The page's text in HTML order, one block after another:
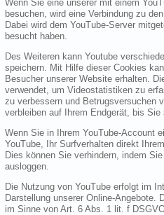
Wenn Sie eine unserer mit einem
besuchen, wird eine Verbindung zu
Dabei wird dem YouTube-Server
besucht haben.
Des Weiteren kann Youtube
speichern. Mit Hilfe dieser Cookies
Besucher unserer Website erhalten.
verwendet, um Videostatistiken zu
zu verbessern und Betrugsversuchen
verbleiben auf Ihrem Endgerät, bis Sie
Wenn Sie in Ihrem YouTube-Account
YouTube, Ihr Surfverhalten direkt
Dies können Sie verhindern, indem
ausloggen.
Die Nutzung von YouTube erfolgt im
Darstellung unserer Online-
im Sinne von Art. 6 Abs. 1 lit. f